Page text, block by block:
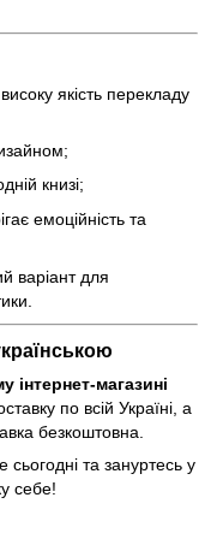
якість перекладу
книзі;
емоційність та
варіант для
інтернет-магазині
по всій Україні, а
безкоштовна.
та зануртесь у
себе!